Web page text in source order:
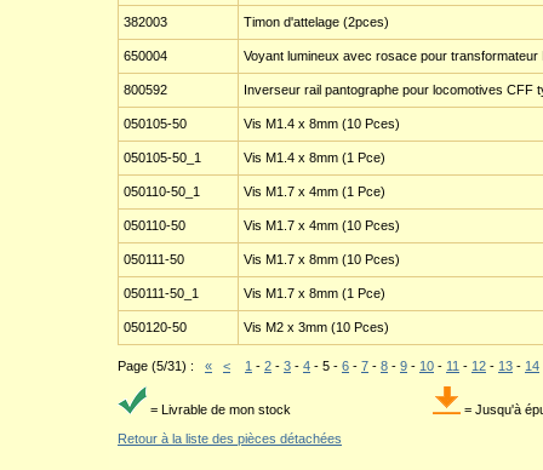
382003 Timon d'attelage (2pces)
650004 Voyant lumineux avec rosace pour transformateur
800592 Inverseur rail pantographe pour locomotives CFF
050105-50 Vis M1.4 x 8mm (10 Pces)
050105-50_1 Vis M1.4 x 8mm (1 Pce)
050110-50_1 Vis M1.7 x 4mm (1 Pce)
050110-50 Vis M1.7 x 4mm (10 Pces)
050111-50 Vis M1.7 x 8mm (10 Pces)
050111-50_1 Vis M1.7 x 8mm (1 Pce)
050120-50 Vis M2 x 3mm (10 Pces)
Page (5/31) : « < 1 - 2 - 3 - 4 - 5 - 6 - 7 - 8 - 9 - 10 - 11 - 12 - 13 - 14
= Livrable de mon stock = Jusqu'à
Retour à la liste des pièces détachées